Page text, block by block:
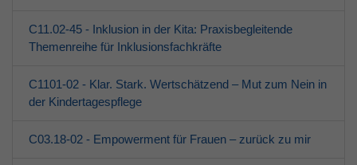
C11.02-45 - Inklusion in der Kita: Praxisbegleitende
Themenreihe für Inklusionsfachkräfte
C1101-02 - Klar. Stark. Wertschätzend – Mut zum Nein in
der Kindertagespflege
C03.18-02 - Empowerment für Frauen – zurück zu mir